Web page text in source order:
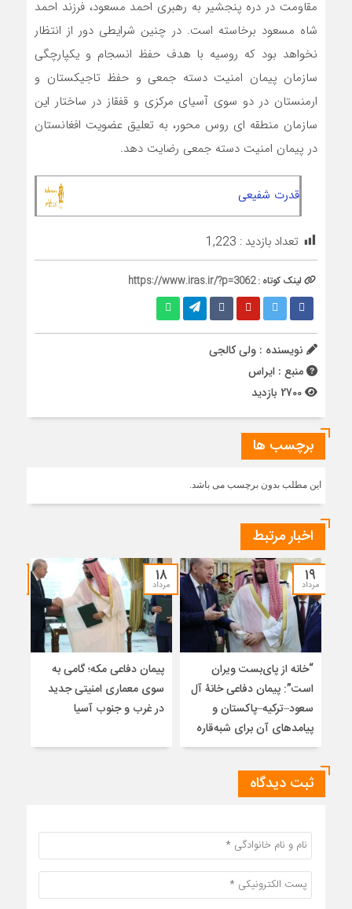
مقاومت در دره پنجشیر به رهبری احمد مسعود، فرزند احمد
شاه مسعود برخاسته است. در چنین شرایطی دور از انتظار
نخواهد بود که روسیه با هدف حفظ انسجام و یکپارچگی
سازمان پیمان امنیت دسته جمعی و حفظ تاجیکستان و
ارمنستان در دو سوی آسیای مرکزی و قفقاز در ساختار این
سازمان منطقه ای روس محور، به تعلیق عضویت افغانستان
در پیمان امنیت دسته جمعی رضایت دهد.
قدرت شفیعی
تعداد بازدید : 1,223
لینک کوتاه :https://www.iras.ir/?p=3062
نویسنده : ولی کالجی
منبع : ایراس
برچسب ها
این مطلب بدون برچسب می باشد.
اخبار مرتبط
۱۹
مرداد
“خانه از پای‌بست ویران
است”: پیمان دفاعی خانۀ آل
سعود–ترکیه–پاکستان و
پیامدهای آن برای شبه‌قاره
۱۸
مرداد
پیمان دفاعی مکه؛ گامی به
سوی معماری امنیتی جدید
در غرب و جنوب آسیا
ثبت دیدگاه